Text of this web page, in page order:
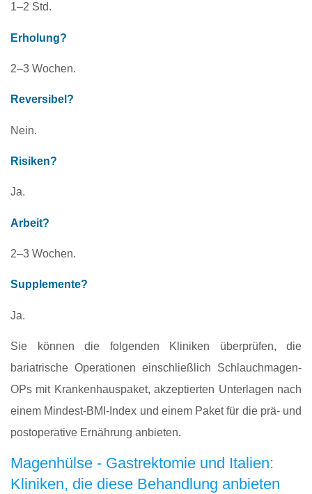
1–2 Std.
Erholung?
2–3 Wochen.
Reversibel?
Nein.
Risiken?
Ja.
Arbeit?
2–3 Wochen.
Supplemente?
Ja.
Sie können die folgenden Kliniken überprüfen, die
bariatrische Operationen einschließlich Schlauchmagen-
OPs mit Krankenhauspaket, akzeptierten Unterlagen nach
einem Mindest-BMI-Index und einem Paket für die prä- und
postoperative Ernährung anbieten.
Magenhülse - Gastrektomie und Italien:
Kliniken, die diese Behandlung anbieten